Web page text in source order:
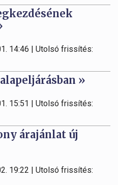
14:46 | Utolsó frissítés:
»
15:51 | Utolsó frissítés:
árajánlat új
19:22 | Utolsó frissítés: